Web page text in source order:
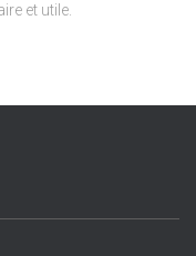
et utile.